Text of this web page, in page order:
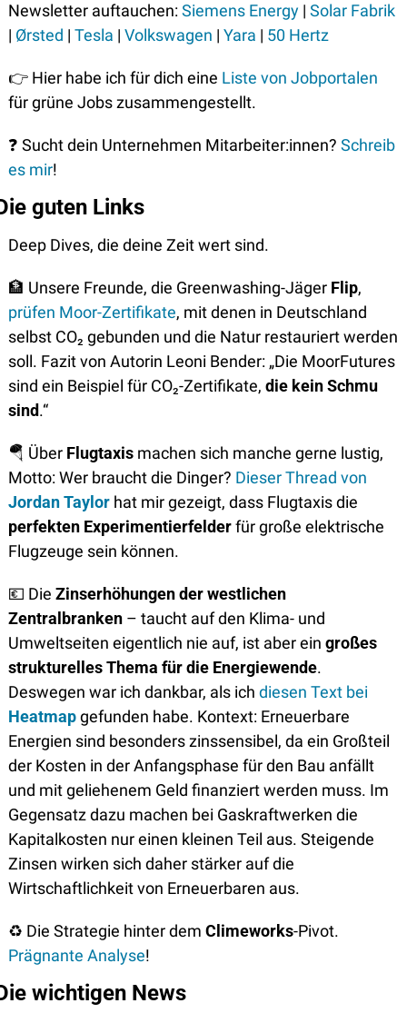
Newsletter auftauchen: Siemens Energy | Solar Fabrik
| Ørsted | Tesla | Volkswagen | Yara | 50 Hertz
👉 Hier habe ich für dich eine Liste von Jobportalen
für grüne Jobs zusammengestellt.
❓ Sucht dein Unternehmen Mitarbeiter:innen? Schreib
es mir!
guten Links
Deep Dives, die deine Zeit wert sind.
🏦 Unsere Freunde, die Greenwashing-Jäger Flip
prüfen Moor-Zertifikate, mit denen in Deutschland
selbst CO₂ gebunden und die Natur restauriert werden
soll. Fazit von Autorin Leoni Bender: „Die MoorFutures
sind ein Beispiel für CO₂-Zertifikate, die kein Schmu
sind.“
🪂 Über Flugtaxis machen sich manche gerne lustig,
Motto: Wer braucht die Dinger?
Jordan Taylor
perfekten Experimentierfelder für große elektrische
Flugzeuge sein können.
💶 Die Zinserhöhungen der westlichen
Zentralbranken – taucht auf den Klima- und
Umweltseiten eigentlich nie auf, ist aber ein großes
strukturelles Thema für die Energiewende.
Deswegen war ich dankbar, als ich
Heatmap gefunden habe. Kontext: Erneuerbare
Energien sind besonders zinssensibel, da ein Großteil
der Kosten in der Anfangsphase für den Bau anfällt
und mit geliehenem Geld finanziert werden muss. Im
Gegensatz dazu machen bei Gaskraftwerken die
Kapitalkosten nur einen kleinen Teil aus. Steigende
Zinsen wirken sich daher stärker auf die
Wirtschaftlichkeit von Erneuerbaren aus.
♻ Die Strategie hinter dem Climeworks
Prägnante Analyse!
wichtigen News